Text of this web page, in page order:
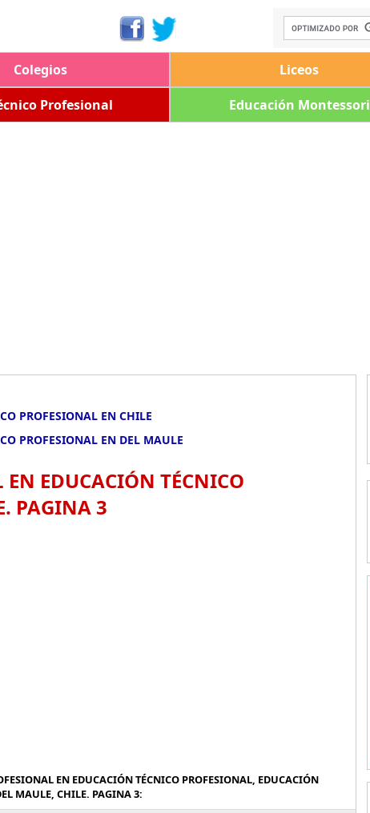
Colegios Liceos
Profesional Educación Montessori
PROFESIONAL EN CHILE
PROFESIONAL EN DEL MAULE
EDUCACIÓN TÉCNICO
PAGINA 3
EN EDUCACIÓN TÉCNICO PROFESIONAL, EDUCACIÓN
MAULE, CHILE. PAGINA 3: